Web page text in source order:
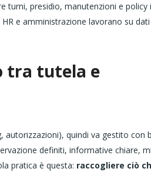
turni, presidio, manutenzioni e policy
e amministrazione lavorano su dati
tra tutela e
autorizzazioni), quindi va gestito con
definiti, informative chiare,
pratica è questa: raccogliere ciò